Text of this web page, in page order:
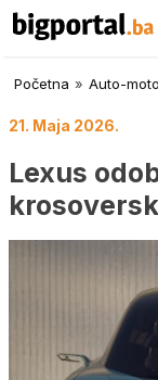
Početna » Auto-moto
21. Maja 2026.
Lexus